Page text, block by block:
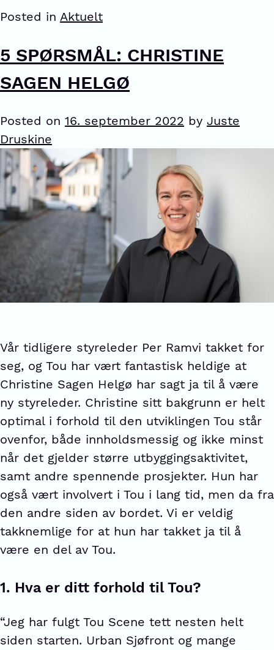
Posted in Aktuelt
5 SPØRSMÅL: CHRISTINE
SAGEN HELGØ
Posted on 16. september 2022 by Juste
Druskine
Vår tidligere styreleder Per Ramvi takket for
seg, og Tou har vært fantastisk heldige at
Christine Sagen Helgø har sagt ja til å være
ny styreleder. Christine sitt bakgrunn er helt
optimal i forhold til den utviklingen Tou står
ovenfor, både innholdsmessig og ikke minst
når det gjelder større utbyggingsaktivitet,
samt andre spennende prosjekter. Hun har
også vært involvert i Tou i lang tid, men da fra
den andre siden av bordet. Vi er veldig
takknemlige for at hun har takket ja til å
være en del av Tou.
1. Hva er ditt forhold til Tou?
“Jeg har fulgt Tou Scene tett nesten helt
siden starten. Urban Sjøfront og mange